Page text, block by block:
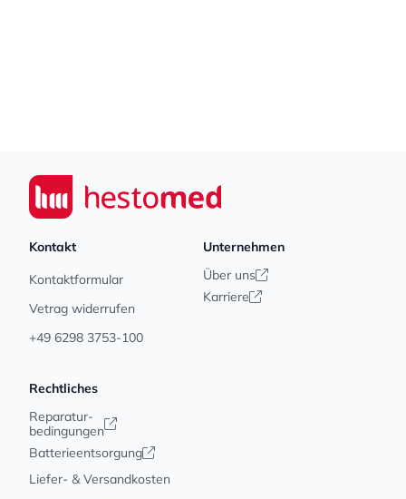
Seiwert GmbH
Kontakt
Kontaktformular
Vetrag widerrufen
+49 6298 3753-100
Unternehmen
Über uns
Karriere
Rechtliches
Reparatur-
bedingungen
Batterieentsorgung
Liefer- & Versandkosten